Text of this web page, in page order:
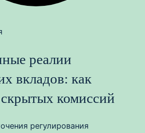
реалии
вкладов: как
комиссий
регулирования